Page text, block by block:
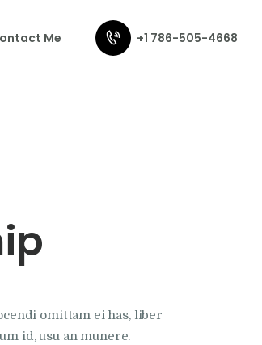
Me +1 786-505-4668
omittam ei has, liber
id, usu an munere.